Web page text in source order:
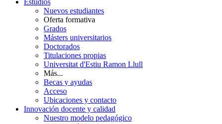
Nuevos estudiantes
Oferta formativa
Grados
Másters universitarios
Doctorados
Titulaciones propias
Universitat d'Estiu Ramon Llull
Más...
Becas y ayudas
Acceso
Ubicaciones y contacto
Innovación docente y calidad
Nuestro modelo pedagógico